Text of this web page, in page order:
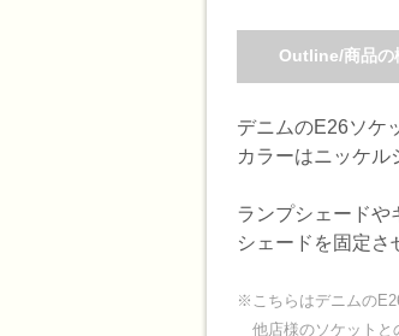
Outline/商品の
デニムのE26ソケ
カラーはニッケル
ランプシェードや
シェードを固定さ
※こちらはデニムの
他店様のソケットと